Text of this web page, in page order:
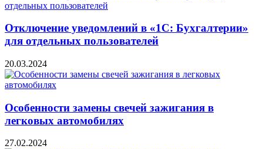
Отключение уведомлений в «1С: Бухгалтерии»
для отдельных пользователей
20.03.2024
Особенности замены свечей зажигания в
легковых автомобилях
27.02.2024